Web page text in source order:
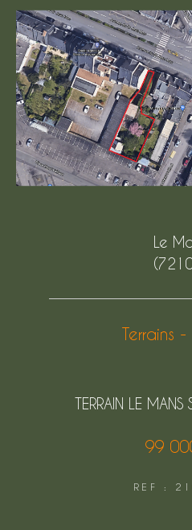
Le
Terrains -
TERRAIN LE MANS
99
REF :